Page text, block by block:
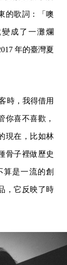
的歌詞：「噢
成了一灘爛
年的臺灣夏
時，我得借用
你喜不喜歡，
現在，比如林
骨子裡做歷史
算是一流的創
，它反映了時